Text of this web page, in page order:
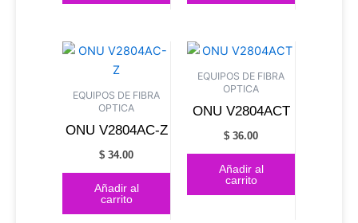
EQUIPOS DE FIBRA
OPTICA
ONU V2804AC-Z
$ 34.00
Añadir al
carrito
EQUIPOS DE FIBRA
OPTICA
ONU V2804ACT
$ 36.00
Añadir al
carrito